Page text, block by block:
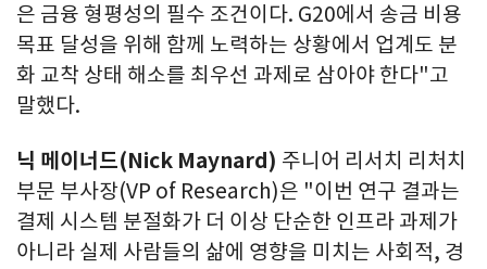
은 금융 형평성의 필수 조건이다. G20에서 송금 비용
목표 달성을 위해 함께 노력하는 상황에서 업계도 분
화 교착 상태 해소를 최우선 과제로 삼아야 한다"고
말했다.
닉 메이너드(Nick Maynard) 주니어 리서치 리처치
부문 부사장(VP of Research)은 "이번 연구 결과는
결제 시스템 분절화가 더 이상 단순한 인프라 과제가
아니라 실제 사람들의 삶에 영향을 미치는 사회적, 경